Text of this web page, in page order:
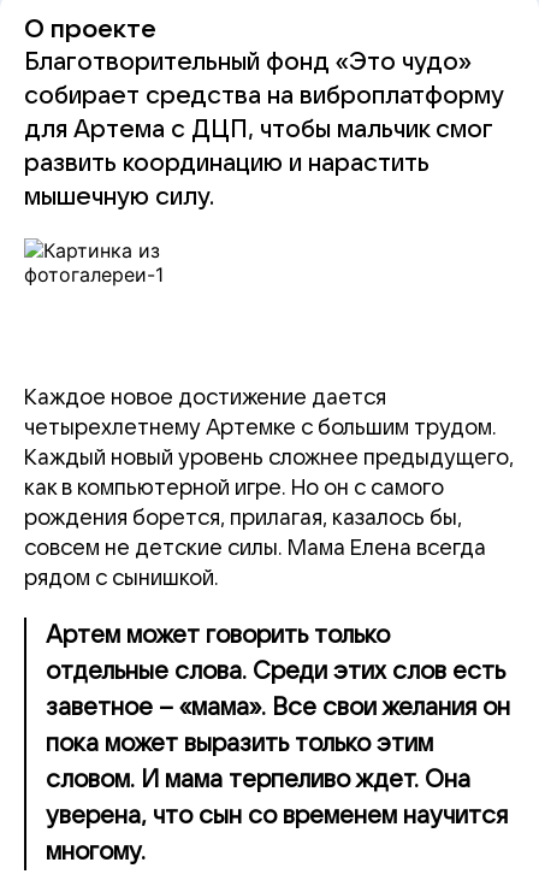
О проекте
Благотворительный фонд «Это чудо»
собирает средства на виброплатформу
для Артема с ДЦП, чтобы мальчик смог
развить координацию и нарастить
мышечную силу.
Каждое новое достижение дается
четырехлетнему Артемке с большим трудом.
Каждый новый уровень сложнее предыдущего,
как в компьютерной игре. Но он с самого
рождения борется, прилагая, казалось бы,
совсем не детские силы. Мама Елена всегда
рядом с сынишкой.
Артем может говорить только
отдельные слова. Среди этих слов есть
заветное – «мама». Все свои желания он
пока может выразить только этим
словом. И мама терпеливо ждет. Она
уверена, что сын со временем научится
многому.